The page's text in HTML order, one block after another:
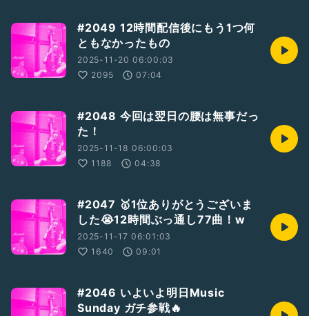
#2049 12時間配信後にもう1つ何
ともなかったもの
2025-11-20 06:00:03
2095
07:04
#2048 今回は翌日の腰は無事だっ
た！
2025-11-18 06:00:03
1188
04:38
#2047 🥇1位ありがとうございま
した😭12時間ぶっ通し77曲！w
2025-11-17 06:01:03
1640
09:01
#2046 いよいよ明日Music
Sunday ガチ参戦🔥